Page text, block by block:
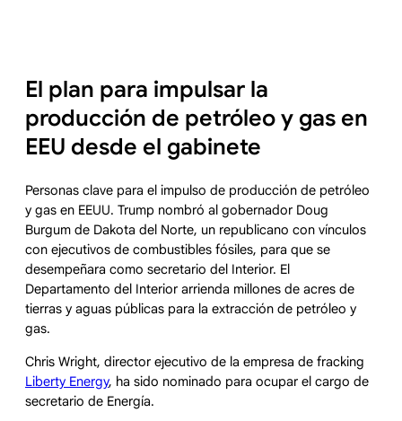
El plan para impulsar la
producción de petróleo y gas en
EEU desde el gabinete
Personas clave para el impulso de producción de petróleo
y gas en EEUU. Trump nombró al gobernador Doug
Burgum de Dakota del Norte, un republicano con vínculos
con ejecutivos de combustibles fósiles, para que se
desempeñara como secretario del Interior. El
Departamento del Interior arrienda millones de acres de
tierras y aguas públicas para la extracción de petróleo y
gas.
Chris Wright, director ejecutivo de la empresa de fracking
Liberty Energy, ha sido nominado para ocupar el cargo de
secretario de Energía.